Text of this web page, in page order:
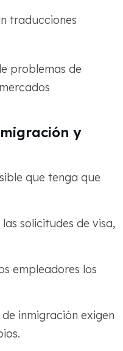
traducciones
problemas de
y
que tenga que
solicitudes de visa,
empleadores los
inmigración exigen